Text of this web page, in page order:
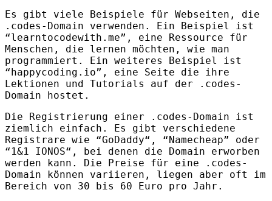
Es gibt viele Beispiele für Webseiten, die
.codes-Domain verwenden. Ein Beispiel ist
“learntocodewith.me”, eine Ressource für
Menschen, die lernen möchten, wie man
programmiert. Ein weiteres Beispiel ist
“happycoding.io”, eine Seite die ihre
Lektionen und Tutorials auf der .codes-
Domain hostet.
Die Registrierung einer .codes-Domain ist
ziemlich einfach. Es gibt verschiedene
Registrare wie “GoDaddy“, “Namecheap” oder
“1&1 IONOS“, bei denen die Domain erworben
werden kann. Die Preise für eine .codes-
Domain können variieren, liegen aber oft im
Bereich von 30 bis 60 Euro pro Jahr.